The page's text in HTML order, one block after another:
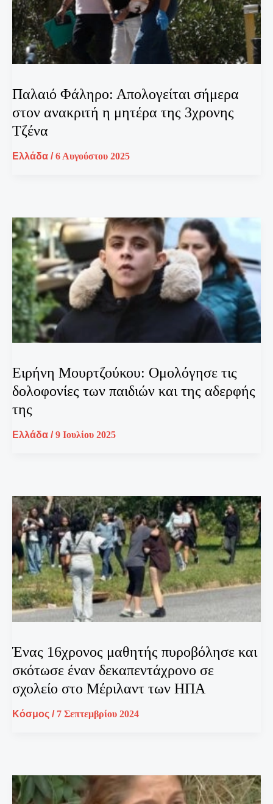
Παλαιό Φάληρο: Απολογείται σήμερα
στον ανακριτή η μητέρα της 3χρονης
Τζένα
Ελλάδα /6 Αυγούστου 2025
Ειρήνη Μουρτζούκου: Ομολόγησε τις
δολοφονίες των παιδιών και της αδερφής
της
Ελλάδα /9 Ιουλίου 2025
Ένας 16χρονος μαθητής πυροβόλησε και
σκότωσε έναν δεκαπεντάχρονο σε
σχολείο στο Μέριλαντ των ΗΠΑ
Κόσμος / 7 Σεπτεμβρίου 2024